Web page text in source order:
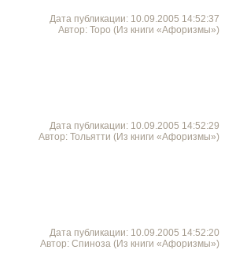
Дата публикации: 10.09.2005 14:52:37
Автор: Торо (Из книги «Афоризмы»)
Дата публикации: 10.09.2005 14:52:29
Автор: Тольятти (Из книги «Афоризмы»)
Дата публикации: 10.09.2005 14:52:20
Автор: Спиноза (Из книги «Афоризмы»)